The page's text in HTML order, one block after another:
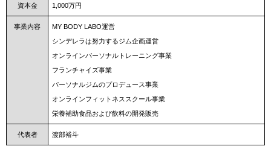
資本金 1,000万円
事業内容
MY BODY LABO運営
シンデレラは努力するジム企画運営
オンラインパーソナルトレーニング事業
フランチャイズ事業
パーソナルジムのプロデュース事業
オンラインフィットネススクール事業
栄養補助食品および飲料の開発販売
代表者 渡部裕斗